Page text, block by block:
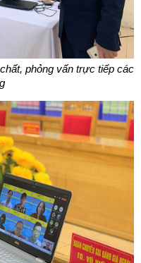
phỏng vấn trực tiếp các